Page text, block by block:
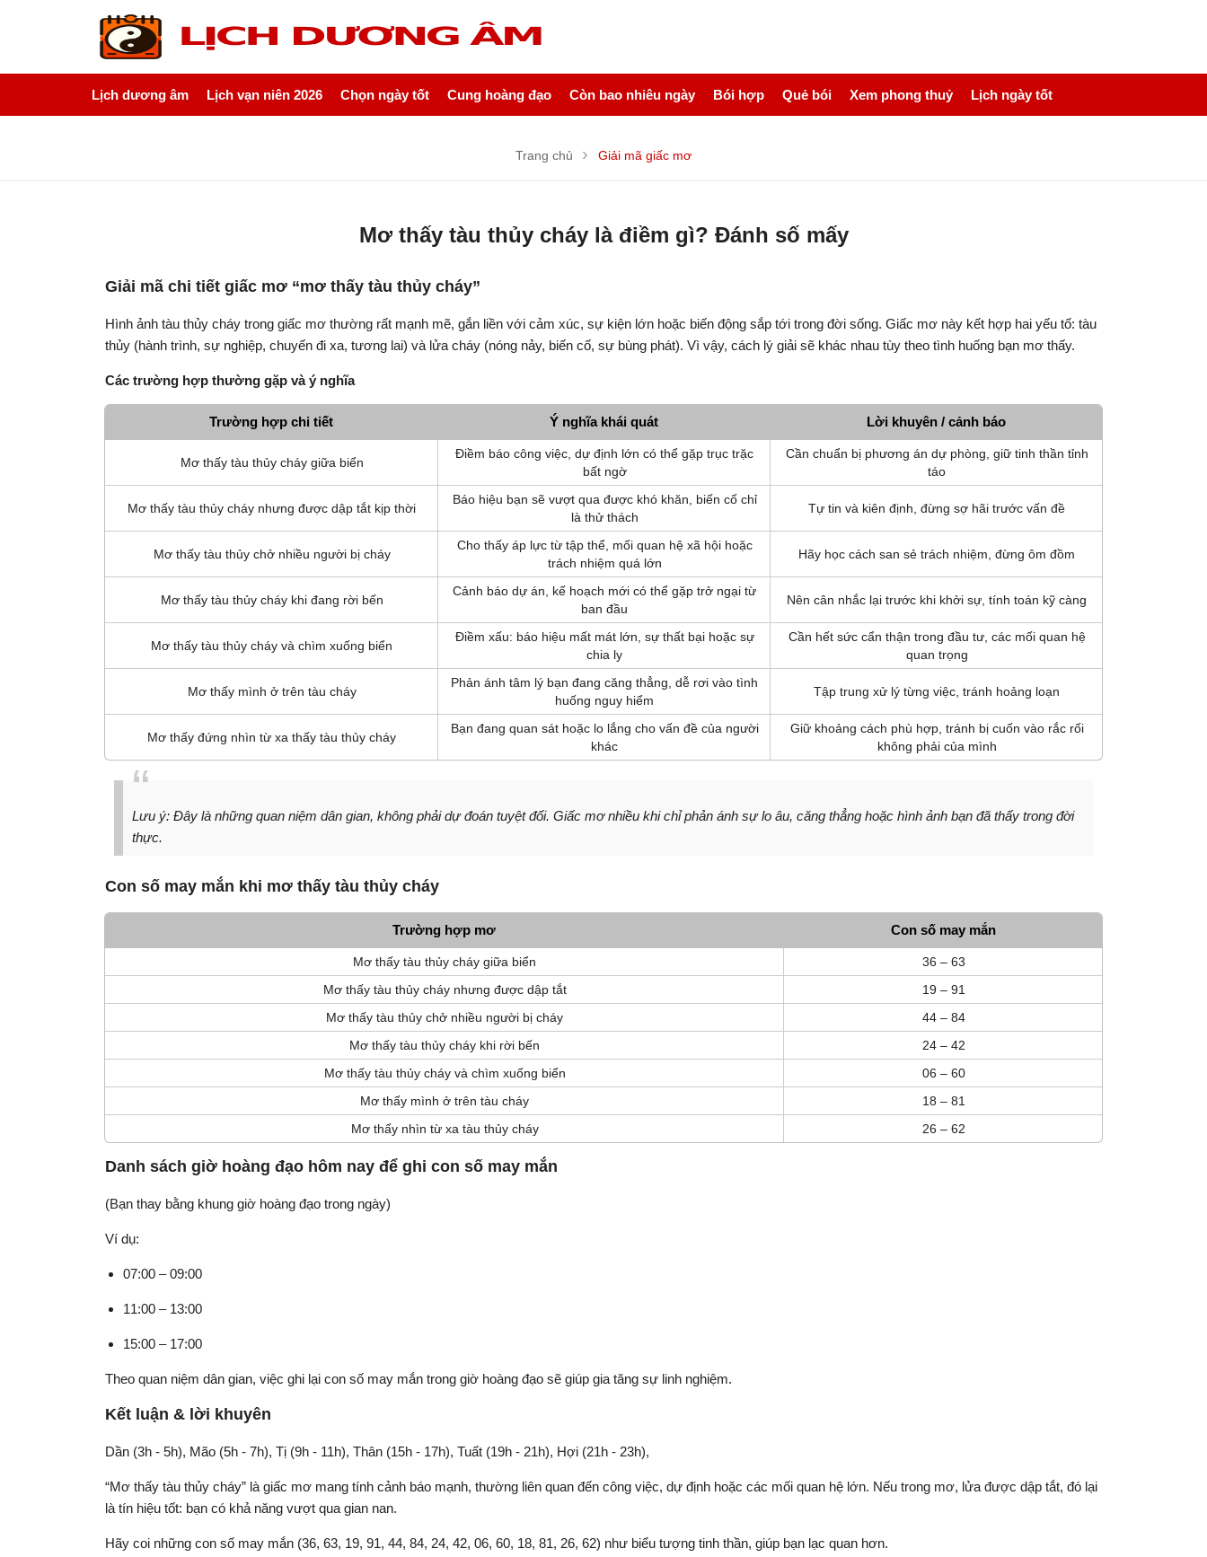
Lịch dương âm Lịch vạn niên 2026 Chọn ngày tốt Cung hoàng đạo Còn bao nhiêu ngày Bói hợp Quẻ bói Xem phong thuỷ Lịch ngày tốt
Trang chủ Giải mã giấc mơ
Mơ thấy tàu thủy cháy là điềm gì? Đánh số mấy
Giải mã chi tiết giấc mơ “mơ thấy tàu thủy cháy”
Hình ảnh tàu thủy cháy trong giấc mơ thường rất mạnh mẽ, gắn liền với cảm xúc, sự kiện lớn hoặc biến động sắp tới trong đời sống. Giấc mơ này kết hợp hai yếu tố: tàu
thủy (hành trình, sự nghiệp, chuyến đi xa, tương lai) và lửa cháy (nóng nảy, biến cố, sự bùng phát). Vì vậy, cách lý giải sẽ khác nhau tùy theo tình huống bạn mơ thấy.
Các trường hợp thường gặp và ý nghĩa
Trường hợp chi tiết Ý nghĩa khái quát Lời khuyên / cảnh báo
Mơ thấy tàu thủy cháy giữa biển
Điềm báo công việc, dự định lớn có thể gặp trục trặc
bất ngờ
Cần chuẩn bị phương án dự phòng, giữ tinh thần tỉnh
táo
Mơ thấy tàu thủy cháy nhưng được dập tắt kịp thời
Báo hiệu bạn sẽ vượt qua được khó khăn, biến cố chỉ
là thử thách
Tự tin và kiên định, đừng sợ hãi trước vấn đề
Mơ thấy tàu thủy chở nhiều người bị cháy
Cho thấy áp lực từ tập thể, mối quan hệ xã hội hoặc
trách nhiệm quá lớn
Hãy học cách san sẻ trách nhiệm, đừng ôm đồm
Mơ thấy tàu thủy cháy khi đang rời bến
Cảnh báo dự án, kế hoạch mới có thể gặp trở ngại từ
ban đầu
Nên cân nhắc lại trước khi khởi sự, tính toán kỹ càng
Mơ thấy tàu thủy cháy và chìm xuống biển
Điềm xấu: báo hiệu mất mát lớn, sự thất bại hoặc sự
chia ly
Cần hết sức cẩn thận trong đầu tư, các mối quan hệ
quan trọng
Mơ thấy mình ở trên tàu cháy
Phản ánh tâm lý bạn đang căng thẳng, dễ rơi vào tình
huống nguy hiểm
Tập trung xử lý từng việc, tránh hoảng loạn
Mơ thấy đứng nhìn từ xa thấy tàu thủy cháy
Bạn đang quan sát hoặc lo lắng cho vấn đề của người
khác
Giữ khoảng cách phù hợp, tránh bị cuốn vào rắc rối
không phải của mình
Lưu ý: Đây là những quan niệm dân gian, không phải dự đoán tuyệt đối. Giấc mơ nhiều khi chỉ phản ánh sự lo âu, căng thẳng hoặc hình ảnh bạn đã thấy trong đời
thực.
Con số may mắn khi mơ thấy tàu thủy cháy
Trường hợp mơ Con số may mắn
Mơ thấy tàu thủy cháy giữa biển
36 – 63
Mơ thấy tàu thủy cháy nhưng được dập tắt
19 – 91
Mơ thấy tàu thủy chở nhiều người bị cháy
44 – 84
Mơ thấy tàu thủy cháy khi rời bến
24 – 42
Mơ thấy tàu thủy cháy và chìm xuống biển
06 – 60
Mơ thấy mình ở trên tàu cháy
18 – 81
Mơ thấy nhìn từ xa tàu thủy cháy
26 – 62
Danh sách giờ hoàng đạo hôm nay để ghi con số may mắn
(Bạn thay bằng khung giờ hoàng đạo trong ngày)
Ví dụ:
07:00 – 09:00
11:00 – 13:00
15:00 – 17:00
Theo quan niệm dân gian, việc ghi lại con số may mắn trong giờ hoàng đạo sẽ giúp gia tăng sự linh nghiệm.
Kết luận & lời khuyên
Dần (3h - 5h), Mão (5h - 7h), Tị (9h - 11h), Thân (15h - 17h), Tuất (19h - 21h), Hợi (21h - 23h),
“Mơ thấy tàu thủy cháy” là giấc mơ mang tính cảnh báo mạnh, thường liên quan đến công việc, dự định hoặc các mối quan hệ lớn. Nếu trong mơ, lửa được dập tắt, đó lại
là tín hiệu tốt: bạn có khả năng vượt qua gian nan.
Hãy coi những con số may mắn (36, 63, 19, 91, 44, 84, 24, 42, 06, 60, 18, 81, 26, 62) như biểu tượng tinh thần, giúp bạn lạc quan hơn.